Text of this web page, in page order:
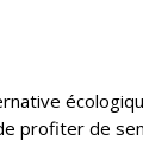
profiter de